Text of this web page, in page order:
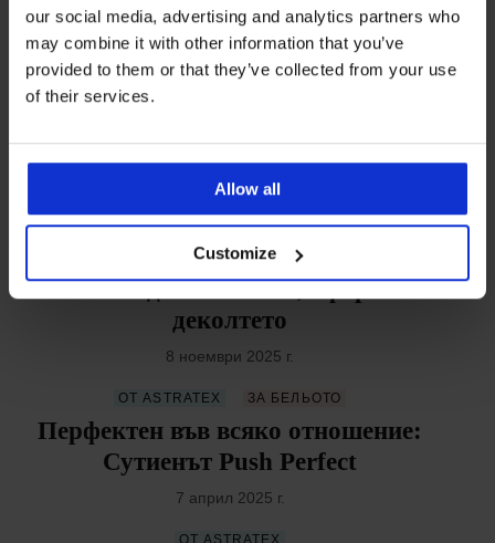
our social media, advertising and analytics partners who
may combine it with other information that you’ve
provided to them or that they’ve collected from your use
of their services.
Allow all
Customize
1 юни 2026 г.
ОТ ASTRATEX ЗА БЕЛЬОТО
Spacer 3D Siluette: Дишащ,
форми
5 януари 2026 г.
ОТ ASTRATEX ЗА БЕЛЬОТО
Изглаждащ сутиен Maia 4D:
Изглажда извивките, оформя
деколтето
8 ноември 2025 г.
ОТ ASTRATEX ЗА БЕЛЬОТО
Перфектен във всяко отношение:
Сутиенът Push Perfect
7 април 2025 г.